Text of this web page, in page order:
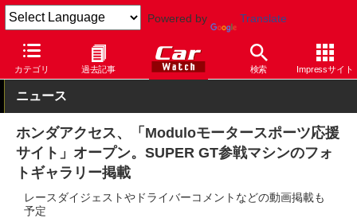
Powered by Translate
カテゴリ 過去記事 検索 Impressサイト
Car Watch 自動車 ホンダアクセス
ニュース
ホンダアクセス、「Moduloモータースポーツ応援
サイト」オープン。SUPER GT参戦マシンのフォ
トギャラリー掲載
レースダイジェストやドライバーコメントなどの動画掲載も
予定